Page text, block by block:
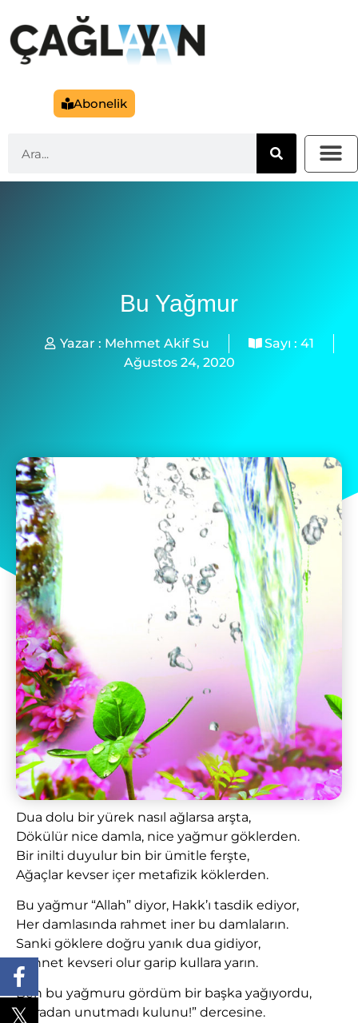
Abonelik
Bu Yağmur
Yazar : Mehmet Akif Su Sayı : 41
Ağustos 24, 2020
Dua dolu bir yürek nasıl ağlarsa arşta,
Dökülür nice damla, nice yağmur göklerden.
Bir inilti duyulur bin bir ümitle ferşte,
Ağaçlar kevser içer metafizik köklerden.
Bu yağmur “Allah” diyor, Hakk’ı tasdik ediyor,
Her damlasında rahmet iner bu damlaların.
Sanki göklere doğru yanık dua gidiyor,
Cennet kevseri olur garip kullara yarın.
Ben bu yağmuru gördüm bir başka yağıyordu,
“Yaradan unutmadı kulunu!” dercesine.